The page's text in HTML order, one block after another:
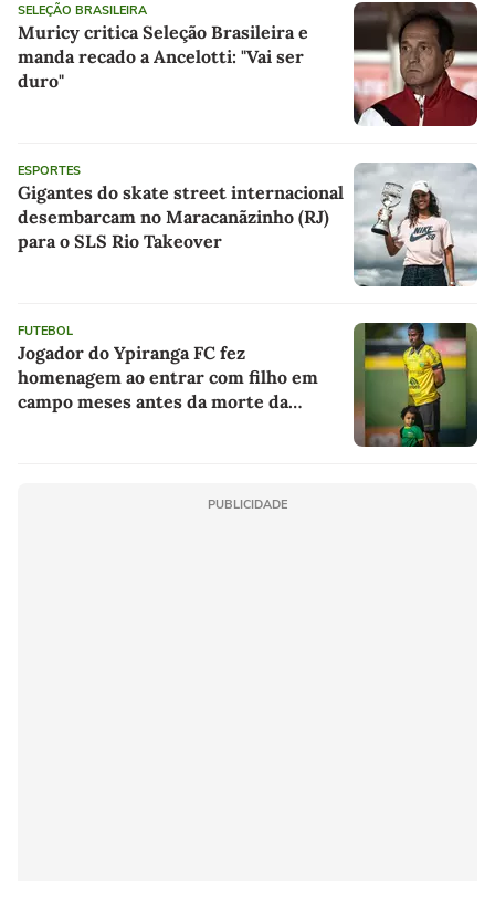
SELEÇÃO BRASILEIRA
Muricy critica Seleção Brasileira e
manda recado a Ancelotti: "Vai ser
duro"
ESPORTES
Gigantes do skate street internacional
desembarcam no Maracanãzinho (RJ)
para o SLS Rio Takeover
FUTEBOL
Jogador do Ypiranga FC fez
homenagem ao entrar com filho em
campo meses antes da morte da
PUBLICIDADE